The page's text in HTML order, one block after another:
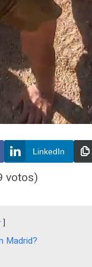
LinkedIn
votos)
Madrid?